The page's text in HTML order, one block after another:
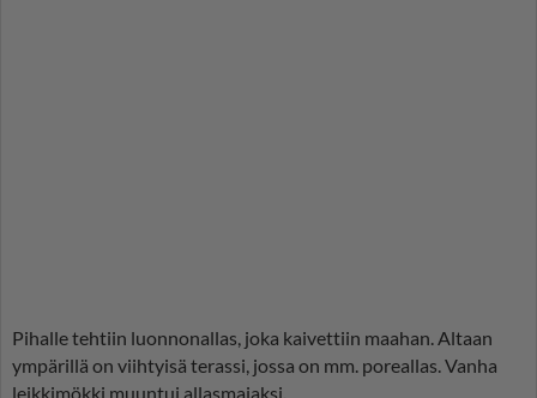
Pihalle tehtiin luonnonallas, joka kaivettiin maahan. Altaan
ympärillä on viihtyisä terassi, jossa on mm. poreallas. Vanha
leikkimökki muuntui allasmajaksi.